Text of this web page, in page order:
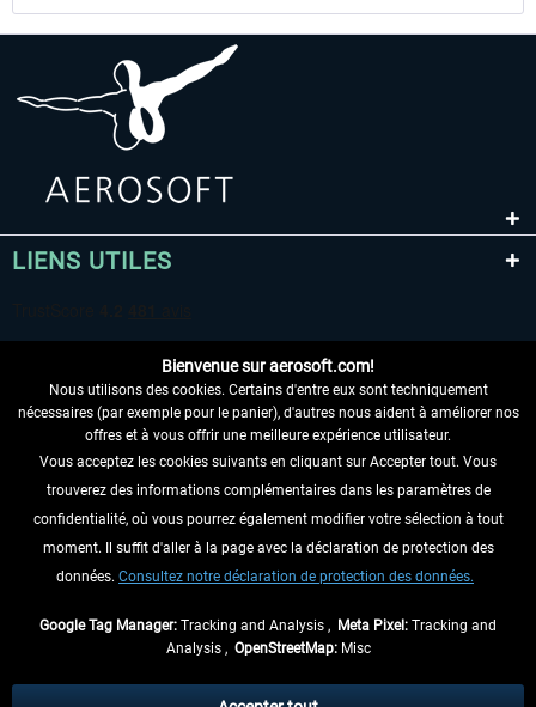
LIENS UTILES
RENONCER AU CONTRAT ICI
INFORMATIONS
NE MANQUEZ PAS LES DERNIÈRES
échéant, frais de remboursement, si aucune description contraire.
Bienvenue sur aerosoft.com!
Nous utilisons des cookies. Certains d'entre eux sont techniquement
nécessaires (par exemple pour le panier), d'autres nous aident à améliorer nos
offres et à vous offrir une meilleure expérience utilisateur.
Vous acceptez les cookies suivants en cliquant sur Accepter tout. Vous
trouverez des informations complémentaires dans les paramètres de
confidentialité, où vous pourrez également modifier votre sélection à tout
moment. Il suffit d'aller à la page avec la déclaration de protection des
données. Consultez notre déclaration de protection des données.
Google Tag Manager: Tracking and Analysis , Meta Pixel: Tracking and
Analysis , OpenStreetMap:Misc